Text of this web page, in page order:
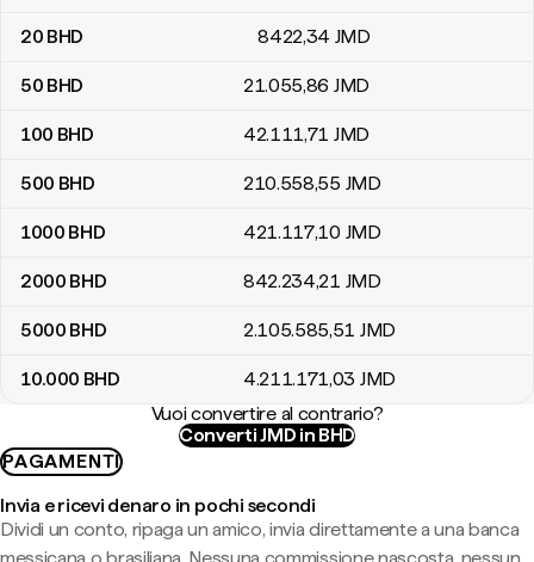
20 BHD 8422,34 JMD
50 BHD 21.055,86 JMD
100 BHD 42.111,71 JMD
500 BHD 210.558,55 JMD
1000 BHD 421.117,10 JMD
2000 BHD 842.234,21 JMD
5000 BHD 2.105.585,51 JMD
10.000 BHD 4.211.171,03 JMD
Vuoi convertire al contrario?
Converti JMD in BHD
PAGAMENTI
Invia e ricevi denaro in pochi secondi
Dividi un conto, ripaga un amico, invia direttamente a una banca